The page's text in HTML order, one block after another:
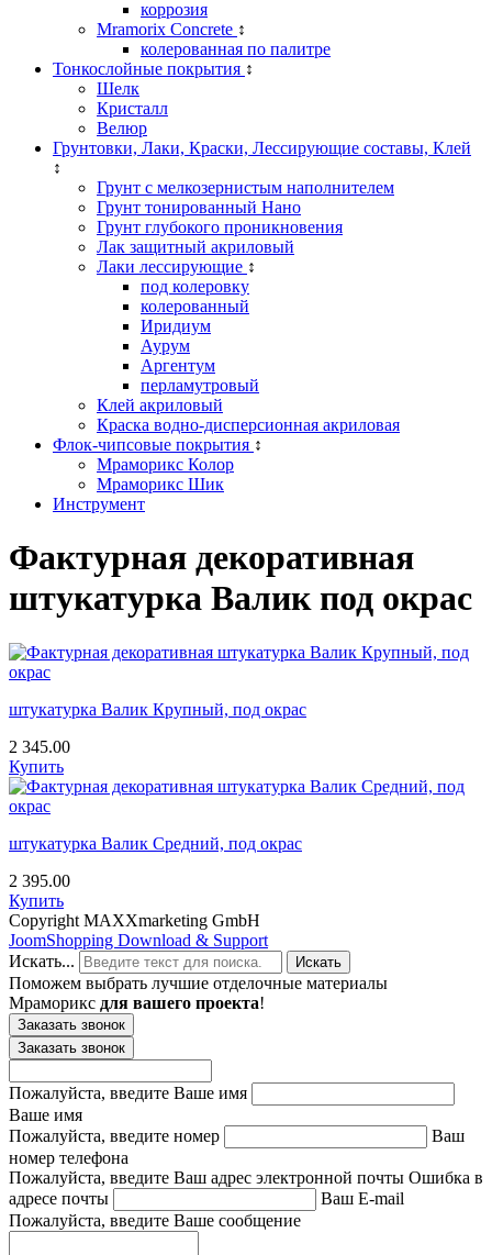
коррозия
Mramorix Concrete ↕
колерованная по палитре
Тонкослойные покрытия ↕
Шелк
Кристалл
Велюр
Грунтовки, Лаки, Краски, Лессирующие составы, Клей
↕
Грунт с мелкозернистым наполнителем
Грунт тонированный Нано
Грунт глубокого проникновения
Лак защитный акриловый
Лаки лессирующие ↕
под колеровку
колерованный
Иридиум
Аурум
Аргентум
перламутровый
Клей акриловый
Краска водно-дисперсионная акриловая
Флок-чипсовые покрытия ↕
Мраморикс Колор
Мраморикс Шик
Инструмент
Фактурная декоративная
штукатурка Валик под окрас
штукатурка Валик Крупный, под окрас
2 345.00
Купить
штукатурка Валик Средний, под окрас
2 395.00
Купить
Copyright MAXXmarketing GmbH
JoomShopping Download & Support
Искать...
Искать
Поможем выбрать лучшие отделочные материалы
Мраморикс для вашего проекта!
Заказать звонок
Заказать звонок
Пожалуйста, введите Ваше имя
Ваше имя
Пожалуйста, введите номер
Ваш
номер телефона
Пожалуйста, введите Ваш адрес электронной почты Ошибка в
адресе почты
Ваш E-mail
Пожалуйста, введите Ваше сообщение